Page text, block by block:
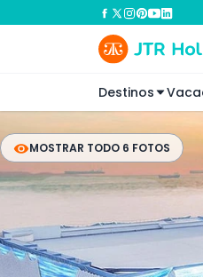
Destinos
MOSTRAR TODO 6 FOTOS